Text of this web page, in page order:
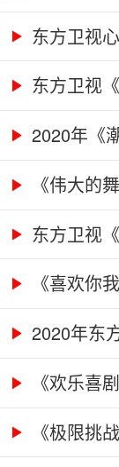
告...东方卫视
东方卫视
2020年《
《伟大的
（硬...
东方卫视
《喜欢你
卫...2020年东
《欢乐喜
价...《极限挑